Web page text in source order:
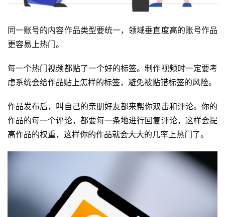
同一账号的内容作品类型要统一，领域垂直度高的账号作品
更容易上热门。
每一个热门视频都贴了一个好的标签。制作视频时一定要考
虑系统会给作品贴上怎样的标签，避免被贴错标签的风险。
作品发布后，叫自己的亲朋好友都来帮你双击和评论。你的
作品的每一个评论，都要每一条地进行回复评论，这样会提
高作品的权重，这样你的作品就会大大的几率上热门了。